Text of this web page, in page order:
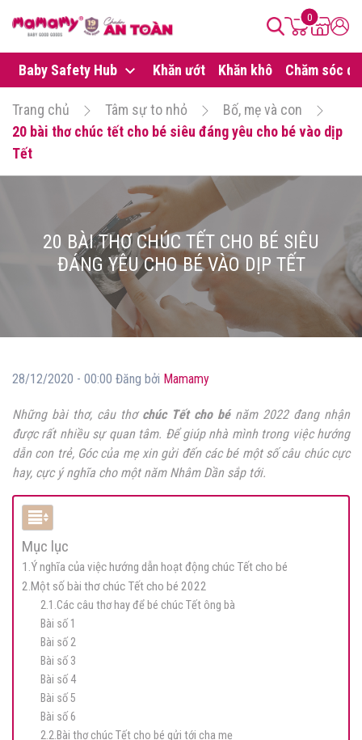
0
Baby Safety Hub Khăn ướt Khăn khô Chăm sóc da
Trang chủ Tâm sự to nhỏ
Bố, mẹ và con
20 bài thơ chúc tết cho bé siêu đáng yêu cho bé vào dịp
Tết
20 BÀI THƠ CHÚC TẾT CHO BÉ SIÊU
ĐÁNG YÊU CHO BÉ VÀO DỊP TẾT
28/12/2020 - 00:00 Đăng bởi Mamamy
Những bài thơ, câu thơ chúc Tết cho bénăm 2022 đang nhận
được rất nhiều sự quan tâm. Để giúp nhà mình trong việc hướng
dẫn con trẻ, Góc của mẹ xin gửi đến các bé một số câu chúc cực
hay, cực ý nghĩa cho một năm Nhâm Dần sắp tới.
Mục lục
1.Ý nghĩa của việc hướng dẫn hoạt động chúc Tết cho bé
2.Một số bài thơ chúc Tết cho bé 2022
2.1.Các câu thơ hay để bé chúc Tết ông bà
Bài số 1
Bài số 2
Bài số 3
Bài số 4
Bài số 5
Bài số 6
2.2.Bài thơ chúc Tết cho bé gửi tới cha mẹ